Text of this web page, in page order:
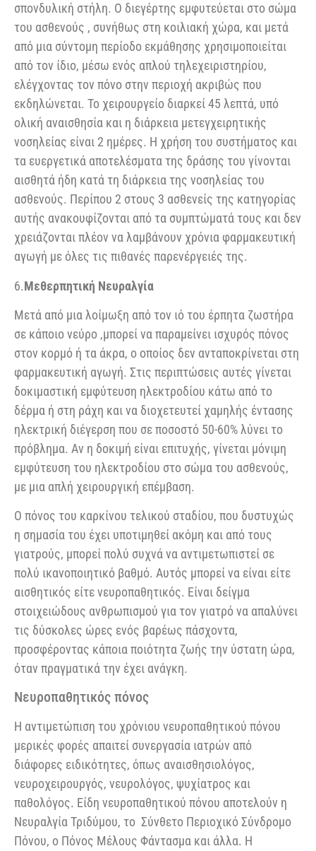
σπονδυλική στήλη. Ο διεγέρτης εμφυτεύεται στο σώμα
του ασθενούς , συνήθως στη κοιλιακή χώρα, και μετά
από μια σύντομη περίοδο εκμάθησης χρησιμοποιείται
από τον ίδιο, μέσω ενός απλού τηλεχειριστηρίου,
ελέγχοντας τον πόνο στην περιοχή ακριβώς που
εκδηλώνεται. Το χειρουργείο διαρκεί 45 λεπτά, υπό
ολική αναισθησία και η διάρκεια μετεγχειρητικής
νοσηλείας είναι 2 ημέρες. Η χρήση του συστήματος και
τα ευεργετικά αποτελέσματα της δράσης του γίνονται
αισθητά ήδη κατά τη διάρκεια της νοσηλείας του
ασθενούς. Περίπου 2 στους 3 ασθενείς της κατηγορίας
αυτής ανακουφίζονται από τα συμπτώματά τους και δεν
χρειάζονται πλέον να λαμβάνουν χρόνια φαρμακευτική
αγωγή με όλες τις πιθανές παρενέργειές της.
6.Μεθερπητική Νευραλγία
Μετά από μια λοίμωξη από τον ιό του έρπητα ζωστήρα
σε κάποιο νεύρο ,μπορεί να παραμείνει ισχυρός πόνος
στον κορμό ή τα άκρα, ο οποίος δεν ανταποκρίνεται στη
φαρμακευτική αγωγή. Στις περιπτώσεις αυτές γίνεται
δοκιμαστική εμφύτευση ηλεκτροδίου κάτω από το
δέρμα ή στη ράχη και να διοχετευτεί χαμηλής έντασης
ηλεκτρική διέγερση που σε ποσοστό 50-60% λύνει το
πρόβλημα. Αν η δοκιμή είναι επιτυχής, γίνεται μόνιμη
εμφύτευση του ηλεκτροδίου στο σώμα του ασθενούς,
με μια απλή χειρουργική επέμβαση.
Ο πόνος του καρκίνου τελικού σταδίου, που δυστυχώς
η σημασία του έχει υποτιμηθεί ακόμη και από τους
γιατρούς, μπορεί πολύ συχνά να αντιμετωπιστεί σε
πολύ ικανοποιητικό βαθμό. Αυτός μπορεί να είναι είτε
αισθητικός είτε νευροπαθητικός. Είναι δείγμα
στοιχειώδους ανθρωπισμού για τον γιατρό να απαλύνει
τις δύσκολες ώρες ενός βαρέως πάσχοντα,
προσφέροντας κάποια ποιότητα ζωής την ύστατη ώρα,
όταν πραγματικά την έχει ανάγκη.
Νευροπαθητικός πόνος
Η αντιμετώπιση του χρόνιου νευροπαθητικού πόνου
μερικές φορές απαιτεί συνεργασία ιατρών από
διάφορες ειδικότητες, όπως αναισθησιολόγος,
νευροχειρουργός, νευρολόγος, ψυχίατρος και
παθολόγος. Είδη νευροπαθητικού πόνου αποτελούν η
Νευραλγία Τριδύμου, το Σύνθετο Περιοχικό Σύνδρομο
Πόνου, ο Πόνος Μέλους Φάντασμα και άλλα. Η